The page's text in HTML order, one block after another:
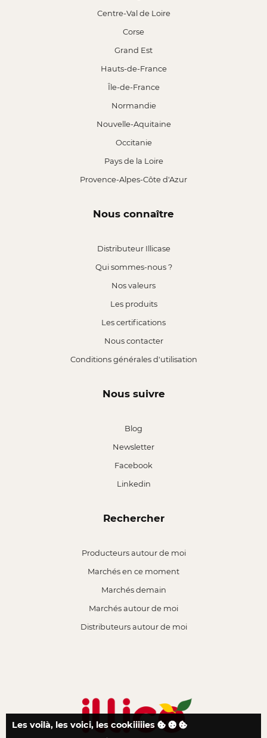
Centre-Val de Loire
Corse
Grand Est
Hauts-de-France
Île-de-France
Normandie
Nouvelle-Aquitaine
Occitanie
Pays de la Loire
Provence-Alpes-Côte d'Azur
Nous connaître
Distributeur Illicase
Qui sommes-nous ?
Nos valeurs
Les produits
Les certifications
Nous contacter
Conditions générales d'utilisation
Nous suivre
Blog
Newsletter
Facebook
Linkedin
Rechercher
Producteurs autour de moi
Marchés en ce moment
Marchés demain
Marchés autour de moi
Distributeurs autour de moi
Les voilà, les voici, les cookiiiiies